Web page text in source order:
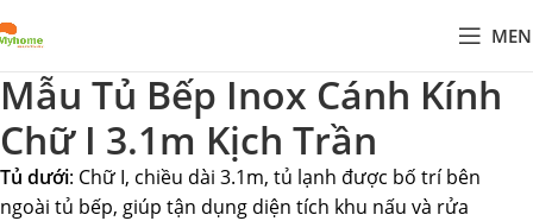
Mẫu Tủ Bếp Inox Cánh Kính
Chữ I 3.1m Kịch Trần
Tủ dưới: Chữ I, chiều dài 3.1m, tủ lạnh được bố trí bên
ngoài tủ bếp, giúp tận dụng diện tích khu nấu và rửa